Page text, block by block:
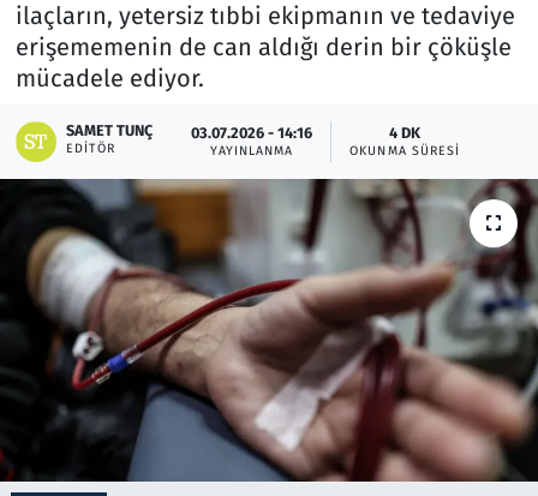
ilaçların, yetersiz tıbbi ekipmanın ve tedaviye
erişememenin de can aldığı derin bir çöküşle
mücadele ediyor.
SAMET TUNÇ
EDITÖR
03.07.2026 - 14:16
YAYINLANMA
4 DK
OKUNMA SÜRESI
Otomobil
Oyun
Ramazan
Resmi İlanlar
Rüya Tabirleri
Sağlık
Savunma Sanayi
Seçim 2023